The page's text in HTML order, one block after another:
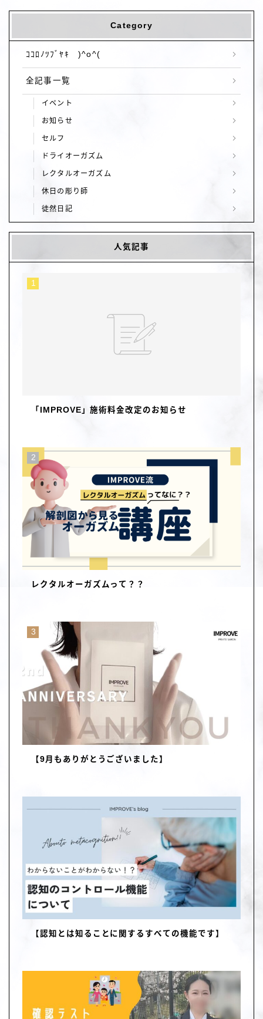
Category
ｺｺﾛﾉﾂﾌﾞﾔｷ )^o^(
全記事一覧
イベント
お知らせ
セルフ
ドライオーガズム
レクタルオーガズム
休日の彫り師
徒然日記
人気記事
「IMPROVE」施術料金改定のお知らせ
レクタルオーガズムって？？
【9月もありがとうございました】
【認知とは知ることに関するすべての機能です】